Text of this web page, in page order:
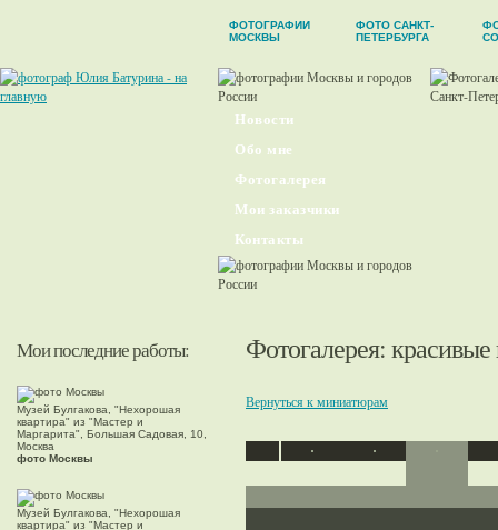
ФОТОГРАФИИ
МОСКВЫ
ФОТО САНКТ-
ПЕТЕРБУРГА
Новости
Обо мне
Фотогалерея
Мои заказчики
Контакты
Мои последние работы:
Музей Булгакова, "Нехорошая
квартира" из "Мастер и
Маргарита", Большая Садовая, 10,
Москва
фото Москвы
Музей Булгакова, "Нехорошая
квартира" из "Мастер и
Фотогалерея:
Вернуться к миниатюрам